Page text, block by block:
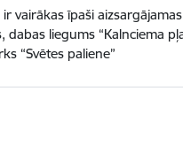
vairākas īpaši
dabas liegums “Kalnciema
“Svētes paliene”